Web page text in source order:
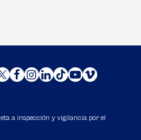
a inspección y vigilancia por el